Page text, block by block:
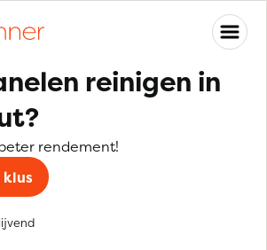
reinigen in
rendement!
klus